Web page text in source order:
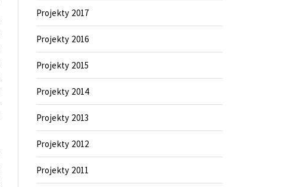
Projekty 2017
Projekty 2016
Projekty 2015
Projekty 2014
Projekty 2013
Projekty 2012
Projekty 2011